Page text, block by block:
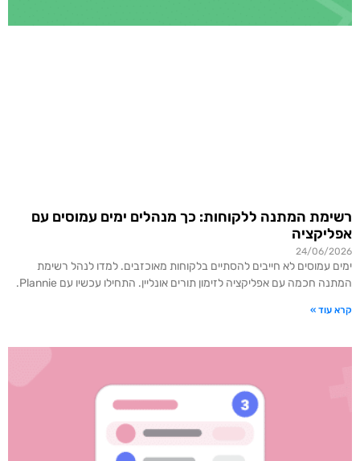
רשימת המתנה ללקוחות: כך מנהלים ימים עמוסים עם
אפליקציה
24/06/2026
ימים עמוסים לא חייבים להסתיים בלקוחות מאוכזבים. למדו לנהל רשימת
המתנה חכמה עם אפליקציה לזימון תורים אונליין. התחילו עכשיו עם Plannie.
קרא עוד »